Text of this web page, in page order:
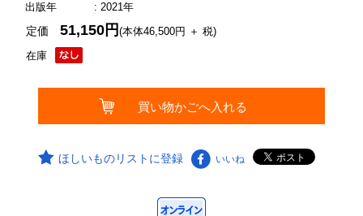
出版年
: 2021年
在庫
定価51,150円(本体46,500円 ＋ 税)
ほしいものリストに登録 いいね